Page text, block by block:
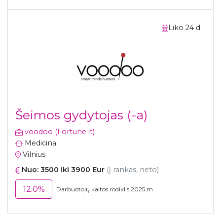
Liko 24 d.
Šeimos gydytojas (-a)
voodoo (Fortune it)
Medicina
Vilnius
Nuo: 3500 iki 3900 Eur (į rankas, neto)
12.0% Darbuotojų kaitos rodiklis 2025 m.